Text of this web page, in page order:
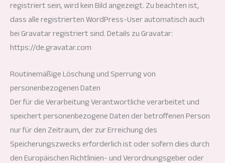
registriert sein, wird kein Bild angezeigt. Zu beachten ist,
dass alle registrierten WordPress-User automatisch auch
bei Gravatar registriert sind. Details zu Gravatar:
https://de.gravatar.com
Routinemäßige Löschung und Sperrung von
personenbezogenen Daten
Der für die Verarbeitung Verantwortliche verarbeitet und
speichert personenbezogene Daten der betroffenen Person
nur für den Zeitraum, der zur Erreichung des
Speicherungszwecks erforderlich ist oder sofern dies durch
den Europäischen Richtlinien- und Verordnungsgeber oder